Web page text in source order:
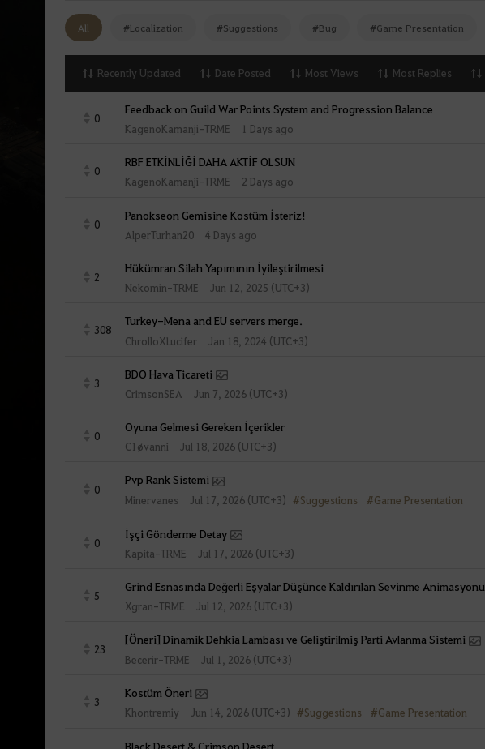
All #Localization #Suggestions #Bug #Game Presentation
Recently Updated Date Posted Most Views Most Replies
0
Feedback on Guild War Points System and Progression Balance
KagenoKamanji-TRME 1 Days ago
0
RBF ETKİNLİĞİ DAHA AKTİF OLSUN
KagenoKamanji-TRME 2 Days ago
0
Panokseon Gemisine Kostüm İsteriz!
AlperTurhan20 4 Days ago
2
Hükümran Silah Yapımının İyileştirilmesi
Nekomin-TRME Jun 12, 2025 (UTC+3)
308
Turkey-Mena and EU servers merge.
ChrolloXLucifer Jan 18, 2024 (UTC+3)
3
BDO Hava Ticareti
CrimsonSEA Jun 7, 2026 (UTC+3)
0
Oyuna Gelmesi Gereken İçerikler
C1øvanni Jul 18, 2026 (UTC+3)
0
Pvp Rank Sistemi
Minervanes Jul 17, 2026 (UTC+3) #Suggestions #Game Presentation
0
İşçi Gönderme Detay
Kapita-TRME Jul 17, 2026 (UTC+3)
5
Grind Esnasında Değerli Eşyalar Düşünce Kaldırılan Sevinme Animasyonu
Xgran-TRME Jul 12, 2026 (UTC+3)
23
[Öneri] Dinamik Dehkia Lambası ve Geliştirilmiş Parti Avlanma Sistemi
Becerir-TRME Jul 1, 2026 (UTC+3)
3
Kostüm Öneri
Khontremiy Jun 14, 2026 (UTC+3) #Suggestions #Game Presentation
Black Desert & Crimson Desert